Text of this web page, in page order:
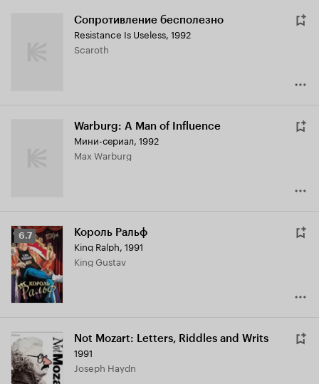
Сопротивление бесполезно
Resistance Is Useless, 1992
Scaroth
Warburg: A Man of Influence
Мини-сериал, 1992
Max Warburg
Рейтинг
Кинопоиска
6.7
6.7 Король Ральф
King Ralph, 1991
King Gustav
Not Mozart: Letters, Riddles and Writs
1991
Joseph Haydn